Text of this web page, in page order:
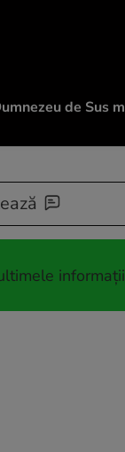
de Sus
informații